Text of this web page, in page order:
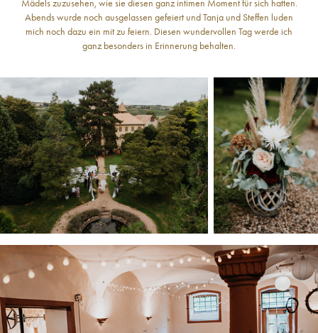
Mädels zuzusehen, wie sie diesen ganz intimen Moment für sich hatten.
Abends wurde noch ausgelassen gefeiert und Tanja und Steffen luden
mich noch dazu ein mit zu feiern. Diesen wundervollen Tag werde ich
ganz besonders in Erinnerung behalten.